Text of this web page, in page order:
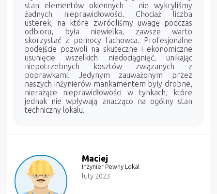
stan elementów okiennych – nie wykryliśmy
żadnych nieprawidłowości. Chociaż liczba
usterek, na które zwróciliśmy uwagę podczas
odbioru, była niewielka, zawsze warto
skorzystać z pomocy fachowca. Profesjonalne
podejście pozwoli na skuteczne i ekonomiczne
usunięcie wszelkich niedociągnięć, unikając
niepotrzebnych kosztów związanych z
poprawkami. Jedynym zauważonym przez
naszych inżynierów mankamentem były drobne,
nierażące nieprawidłowości w tynkach, które
jednak nie wpływają znacząco na ogólny stan
techniczny lokalu.
Maciej
Inżynier Pewny Lokal
luty 2023